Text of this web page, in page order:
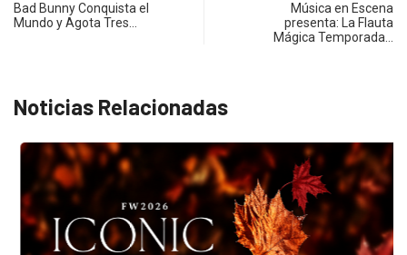
Bad Bunny Conquista el
Mundo y Agota Tres…
Música en Escena
presenta: La Flauta
Mágica Temporada…
Noticias Relacionadas